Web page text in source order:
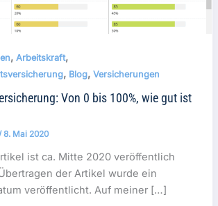
, Arbeitskraft,
, Blog, Versicherungen
Von 0 bis 100%, wie gut ist
8. Mai 2020
ist ca. Mitte 2020 veröffentlich
der Artikel wurde ein
veröffentlicht. Auf meiner […]